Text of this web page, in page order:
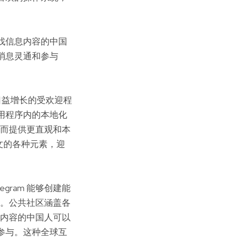
信息内容的中国
息灵通和参与
增长的受欢迎程
程序内的本地化
提供更直观和本
各种元素，迎
能够创建能
公共社区涵盖各
容的中国人可以
与。这种全球互